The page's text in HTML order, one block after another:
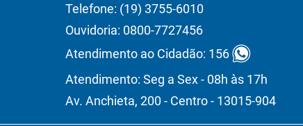
Telefone: (19) 3755-6010
Ouvidoria: 0800-7727456
Atendimento ao Cidadão: 156
Atendimento: Seg a Sex - 08h às 17h
Av. Anchieta, 200 - Centro - 13015-904